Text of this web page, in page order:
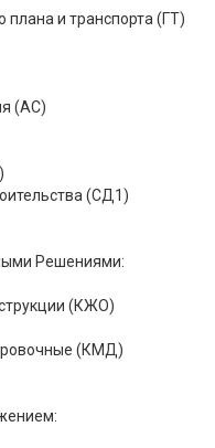
и транспорта (ГТ)
(АС)
(СД1)
Решениями:
(КЖО)
(КМД)